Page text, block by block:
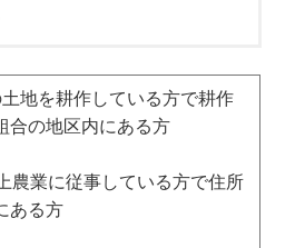
土地を耕作している方で耕作
合の地区内にある方
農業に従事している方で住所
ある方